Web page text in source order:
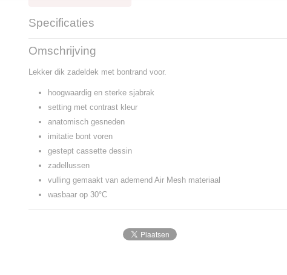
Specificaties
Omschrijving
Lekker dik zadeldek met bontrand voor.
hoogwaardig en sterke sjabrak
setting met contrast kleur
anatomisch gesneden
imitatie bont voren
gestept cassette dessin
zadellussen
vulling gemaakt van ademend Air Mesh materiaal
wasbaar op 30°C